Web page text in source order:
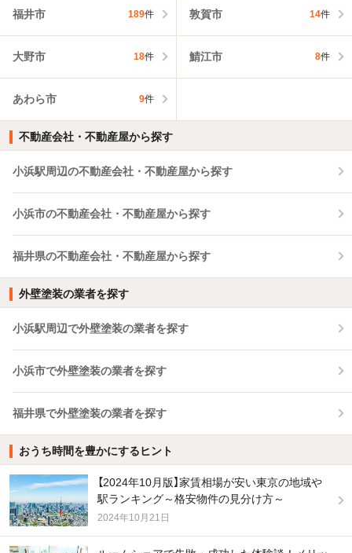
福井市 189件 敦賀市 14件
大野市 18件 鯖江市 8件
あわら市 9件
不動産会社・不動産屋から探す
小浜駅周辺の不動産会社・不動産屋から探す
小浜市の不動産会社・不動産屋から探す
福井県の不動産会社・不動産屋から探す
外壁塗装の業者を探す
小浜駅周辺で外壁塗装の業者を探す
小浜市で外壁塗装の業者を探す
福井県で外壁塗装の業者を探す
おうち時間を豊かにするヒント
【2024年10月版】家賃相場が安い東京の地域や
駅ランキング～格安物件の見分け方～
2024年10月21日